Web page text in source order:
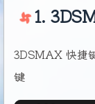
1.
3DSMAX 快捷
键